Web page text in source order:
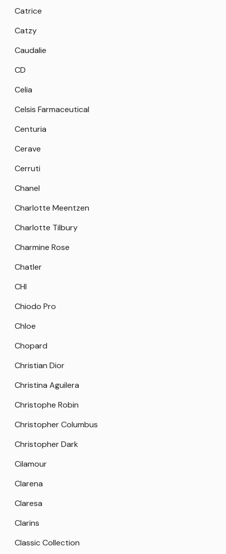
Catrice
Catzy
Caudalie
CD
Celia
Celsis Farmaceutical
Centuria
Cerave
Cerruti
Chanel
Charlotte Meentzen
Charlotte Tilbury
Charmine Rose
Chatler
CHI
Chiodo Pro
Chloe
Chopard
Christian Dior
Christina Aguilera
Christophe Robin
Christopher Columbus
Christopher Dark
Cilamour
Clarena
Claresa
Clarins
Classic Collection